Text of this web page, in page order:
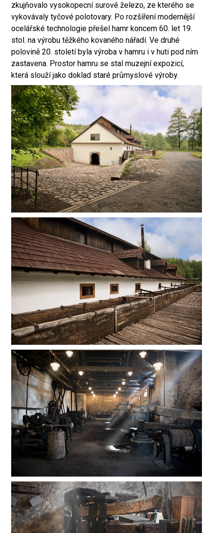
zkujňovalo vysokopecní surové železo, ze kterého se
vykovávaly tyčové polotovary. Po rozšíření modernější
ocelářské technologie přešel hamr koncem 60. let 19.
stol. na výrobu těžkého kovaného nářadí. Ve druhé
polovině 20. století byla výroba v hamru i v huti pod ním
zastavena. Prostor hamru se stal muzejní expozicí,
která slouží jako doklad staré průmyslové výroby.